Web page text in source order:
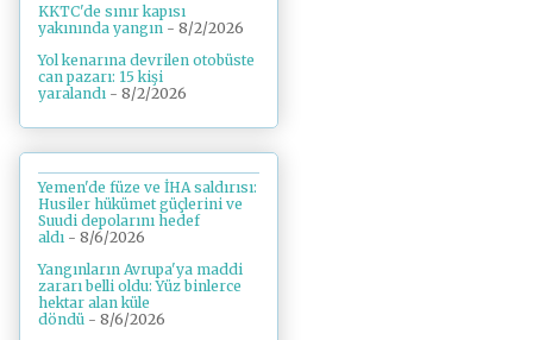
KKTC'de sınır kapısı
yakınında yangın - 8/2/2026
Yol kenarına devrilen otobüste
can pazarı: 15 kişi
yaralandı - 8/2/2026
Yemen'de füze ve İHA saldırısı:
Husiler hükümet güçlerini ve
Suudi depolarını hedef
aldı - 8/6/2026
Yangınların Avrupa'ya maddi
zararı belli oldu: Yüz binlerce
hektar alan küle
döndü - 8/6/2026